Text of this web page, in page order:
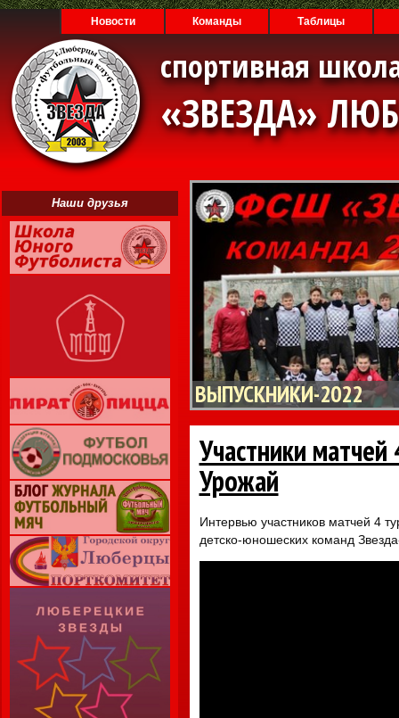
Новости Команды Таблицы
спортивная
«ЗВЕЗДА»
Наши друзья
ВЫПУСКНИКИ-2022
Участники
Урожай
Интервью участников матчей 4
детско-юношеских команд